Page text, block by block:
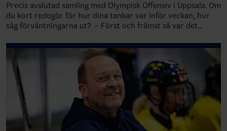
Precis avslutad samling med Olympisk Offensiv i Uppsala. Om
du kort redogör för hur dina tankar var inför veckan, hur
såg förväntningarna ut? – Först och främst så var det